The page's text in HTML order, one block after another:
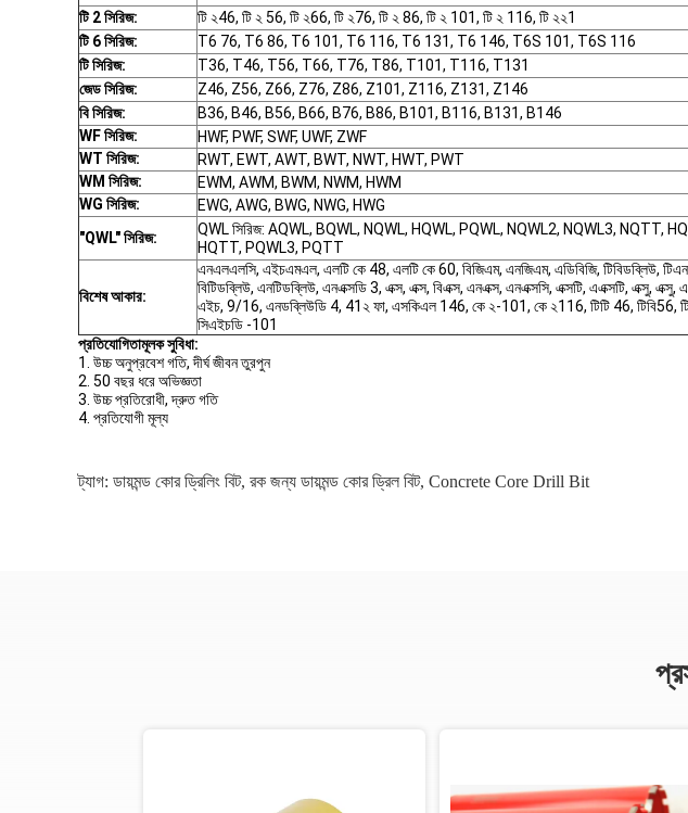
টি 2 সিরিজ:
টি ২46, টি ২ 56, টি ২66, টি ২76, টি ২ 86, টি ২ 101, টি ২ 116, টি ২২1
টি 6 সিরিজ:
T6 76, T6 86, T6 101, T6 116, T6 131, T6 146, T6S 101, T6S 116
টি সিরিজ:
T36, T46, T56, T66, T76, T86, T101, T116, T131
জেড সিরিজ:
Z46, Z56, Z66, Z76, Z86, Z101, Z116, Z131, Z146
বি সিরিজ:
B36, B46, B56, B66, B76, B86, B101, B116, B131, B146
WF সিরিজ:
HWF, PWF, SWF, UWF, ZWF
WT সিরিজ:
RWT, EWT, AWT, BWT, NWT, HWT, PWT
WM সিরিজ:
EWM, AWM, BWM, NWM, HWM
WG সিরিজ:
EWG, AWG, BWG, NWG, HWG
"QWL" সিরিজ:
QWL সিরিজ: AQWL, BQWL, NQWL, HQWL, PQWL, NQWL2, NQWL3, NQTT,
HQTT, PQWL3, PQTT
বিশেষ আকার:
এনএলএলসি, এইচএমএল, এলটি কে 48, এলটি কে 60, বিজিএম, এনজিএম, এডিবিজি, টিবিডব্লিউ,
বিটিডব্লিউ, এনটিডব্লিউ, এনএক্সডি 3, এক্স, এক্স, বিএক্স, এনএক্স, এনএক্সসি, এক্সটি, এএক্সটি, এক্সু, এক্সু,
এইচ, 9/16, এনডব্লিউডি 4, 41২ ফা, এসকিএল 146, কে ২-101, কে ২116, টিটি 46, টিবি56,
সিএইচডি -101
প্রতিযোগিতামূলক সুবিধা:
1. উচ্চ অনুপ্রবেশ গতি, দীর্ঘ জীবন তুরপুন
2. 50 বছর ধরে অভিজ্ঞতা
3. উচ্চ প্রতিরোধী, দ্রুত গতি
4. প্রতিযোগী মূল্য
ট্যাগ: ডায়মন্ড কোর ড্রিলিং বিট, রক জন্য ডায়মন্ড কোর ড্রিল বিট, Concrete Core Drill Bit